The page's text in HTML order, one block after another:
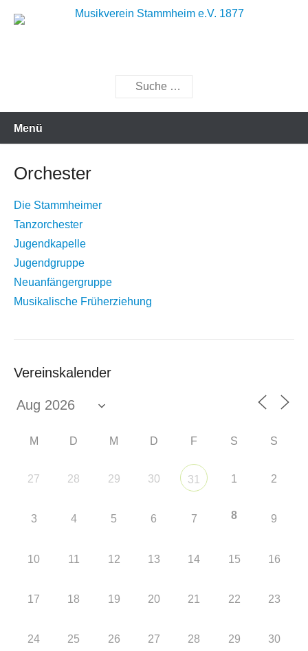
Inhalt
Suchen
Menü
Orchester
Die Stammheimer
Tanzorchester
Jugendkapelle
Jugendgruppe
Neuanfängergruppe
Musikalische Früherziehung
Vereinskalender
M D M D F S S
27 28 29 30 31 1 2
3 4 5 6 7 8 9
10 11 12 13 14 15 16
17 18 19 20 21 22 23
24 25 26 27 28 29 30